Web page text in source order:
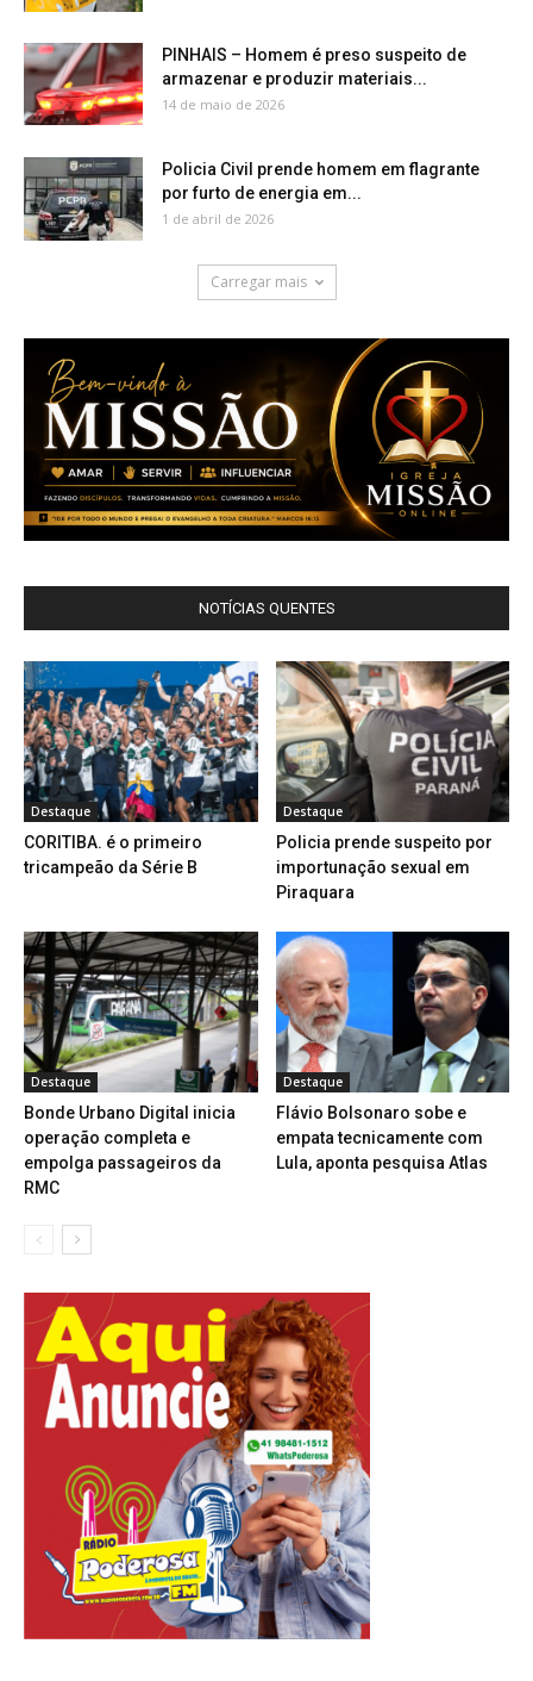
PINHAIS – Homem é preso suspeito de
armazenar e produzir materiais...
14 de maio de 2026
Policia Civil prende homem em flagrante
por furto de energia em...
1 de abril de 2026
Carregar mais
NOTÍCIAS QUENTES
Destaque
CORITIBA. é o primeiro
tricampeão da Série B
Destaque
Policia prende suspeito por
importunação sexual em
Piraquara
Destaque
Bonde Urbano Digital inicia
operação completa e
empolga passageiros da
RMC
Destaque
Flávio Bolsonaro sobe e
empata tecnicamente com
Lula, aponta pesquisa Atlas